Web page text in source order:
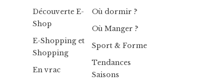
Découverte E-
Shop
E-Shopping et
Shopping
En vrac
Où dormir ?
Où Manger ?
Sport & Forme
Tendances
Saisons